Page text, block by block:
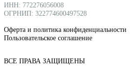
ИНН: 772276056008
ОГРНИП: 322774600497528
Оферта и политика конфиденциальности
Пользовательское соглашение
ВСЕ ПРАВА ЗАЩИЩЕНЫ